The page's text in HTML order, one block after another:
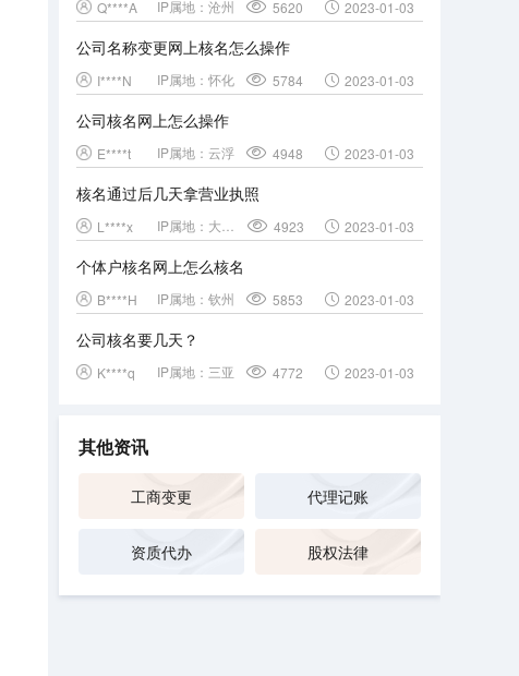
Q****A IP属地： 沧州 5620 2023-01-03
公司名称变更网上核名怎么操作
I****N IP属地： 怀化 5784 2023-01-03
公司核名网上怎么操作
E****t IP属地： 云浮 4948 2023-01-03
核名通过后几天拿营业执照
L****x IP属地： 4923 2023-01-03
个体户核名网上怎么核名
B****H IP属地： 钦州 5853 2023-01-03
公司核名要几天？
K****q IP属地： 三亚 4772 2023-01-03
其他资讯
工商变更 代理记账
资质代办 股权法律